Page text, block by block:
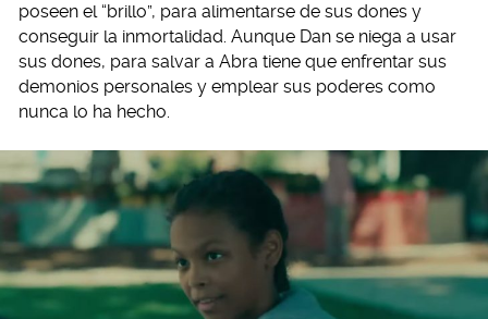
poseen el “brillo”, para alimentarse de sus dones y
conseguir la inmortalidad. Aunque Dan se niega a usar
sus dones, para salvar a Abra tiene que enfrentar sus
demonios personales y emplear sus poderes como
nunca lo ha hecho.